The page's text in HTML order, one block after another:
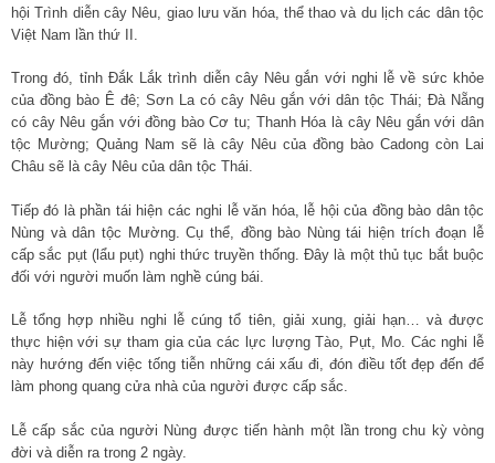
hội Trình diễn cây Nêu, giao lưu văn hóa, thể thao và du lịch các dân tộc
Việt Nam lần thứ II.
Trong đó, tỉnh Đắk Lắk trình diễn cây Nêu gắn với nghi lễ về sức khỏe
của đồng bào Ê đê; Sơn La có cây Nêu gắn với dân tộc Thái; Đà Nẵng
có cây Nêu gắn với đồng bào Cơ tu; Thanh Hóa là cây Nêu gắn với dân
tộc Mường; Quảng Nam sẽ là cây Nêu của đồng bào Cadong còn Lai
Châu sẽ là cây Nêu của dân tộc Thái.
Tiếp đó là phần tái hiện các nghi lễ văn hóa, lễ hội của đồng bào dân tộc
Nùng và dân tộc Mường. Cụ thể, đồng bào Nùng tái hiện trích đoạn lễ
cấp sắc pụt (lẩu pụt) nghi thức truyền thống. Đây là một thủ tục bắt buộc
đối với người muốn làm nghề cúng bái.
Lễ tổng hợp nhiều nghi lễ cúng tổ tiên, giải xung, giải hạn… và được
thực hiện với sự tham gia của các lực lượng Tào, Pụt, Mo. Các nghi lễ
này hướng đến việc tống tiễn những cái xấu đi, đón điều tốt đẹp đến để
làm phong quang cửa nhà của người được cấp sắc.
Lễ cấp sắc của người Nùng được tiến hành một lần trong chu kỳ vòng
đời và diễn ra trong 2 ngày.